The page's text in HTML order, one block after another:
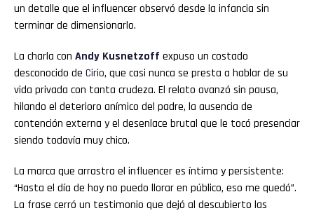
un detalle que el influencer observó desde la infancia sin
terminar de dimensionarlo.
La charla con Andy Kusnetzoff expuso un costado
desconocido de Cirio, que casi nunca se presta a hablar de su
vida privada con tanta crudeza. El relato avanzó sin pausa,
hilando el deterioro anímico del padre, la ausencia de
contención externa y el desenlace brutal que le tocó presenciar
siendo todavía muy chico.
La marca que arrastra el influencer es íntima y persistente:
“Hasta el día de hoy no puedo llorar en público, eso me quedó”.
La frase cerró un testimonio que dejó al descubierto las